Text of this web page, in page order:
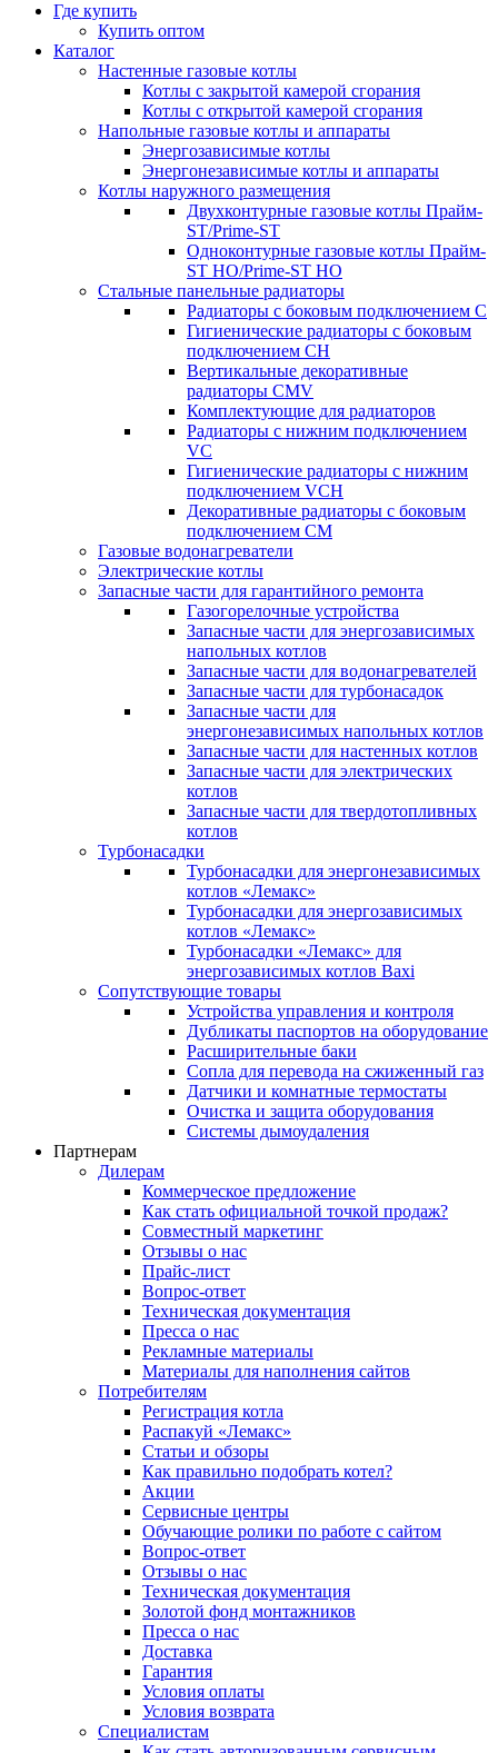
Где купить
Купить оптом
Каталог
Настенные газовые котлы
Котлы с закрытой камерой сгорания
Котлы с открытой камерой сгорания
Напольные газовые котлы и аппараты
Энергозависимые котлы
Энергонезависимые котлы и аппараты
Котлы наружного размещения
Двухконтурные газовые котлы Прайм-
ST/Prime-ST
Одноконтурные газовые котлы Прайм-
ST HO/Prime-ST HO
Стальные панельные радиаторы
Радиаторы c боковым подключением C
Гигиенические радиаторы c боковым
подключением CH
Вертикальные декоративные
радиаторы CMV
Комплектующие для радиаторов
Радиаторы c нижним подключением
VC
Гигиенические радиаторы c нижним
подключением VCH
Декоративные радиаторы с боковым
подключением CM
Газовые водонагреватели
Электрические котлы
Запасные части для гарантийного ремонта
Газогорелочные устройства
Запасные части для энергозависимых
напольных котлов
Запасные части для водонагревателей
Запасные части для турбонасадок
Запасные части для
энергонезависимых напольных котлов
Запасные части для настенных котлов
Запасные части для электрических
котлов
Запасные части для твердотопливных
котлов
Турбонасадки
Турбонасадки для энергонезависимых
котлов «Лемакс»
Турбонасадки для энергозависимых
котлов «Лемакс»
Турбонасадки «Лемакс» для
энергозависимых котлов Baxi
Сопутствующие товары
Устройства управления и контроля
Дубликаты паспортов на оборудование
Расширительные баки
Сопла для перевода на сжиженный газ
Датчики и комнатные термостаты
Очистка и защита оборудования
Системы дымоудаления
Партнерам
Дилерам
Коммерческое предложение
Как стать официальной точкой продаж?
Совместный маркетинг
Отзывы о нас
Прайс-лист
Вопрос-ответ
Техническая документация
Пресса о нас
Рекламные материалы
Материалы для наполнения сайтов
Потребителям
Регистрация котла
Распакуй «Лемакс»
Статьи и обзоры
Как правильно подобрать котел?
Акции
Сервисные центры
Обучающие ролики по работе с сайтом
Вопрос-ответ
Отзывы о нас
Техническая документация
Золотой фонд монтажников
Пресса о нас
Доставка
Гарантия
Условия оплаты
Условия возврата
Специалистам